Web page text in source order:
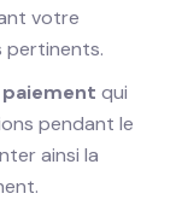
votre
pertinents.
qui
pendant le
ainsi la